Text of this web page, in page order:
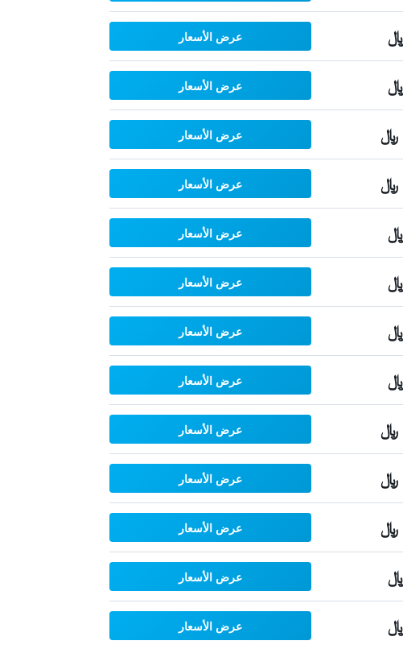
عرض الأسعار
عرض الأسعار
عرض الأسعار
عرض الأسعار
عرض الأسعار
عرض الأسعار
عرض الأسعار
عرض الأسعار
عرض الأسعار
عرض الأسعار
عرض الأسعار
عرض الأسعار
عرض الأسعار